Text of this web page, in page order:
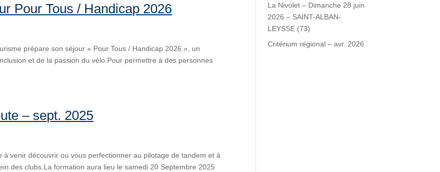
Pour Tous / Handicap 2026
prépare son séjour « Pour Tous / Handicap 2026 », un
et de la passion du vélo.Pour permettre à des personnes
– sept. 2025
venir découvrir ou vous perfectionner au pilotage de tandem et à
des clubs.La formation aura lieu le samedi 20 Septembre 2025
La Nivolet – Dimanche 28 juin
2026 – SAINT-ALBAN-
LEYSSE (73)
Critérium régional – avr. 2026